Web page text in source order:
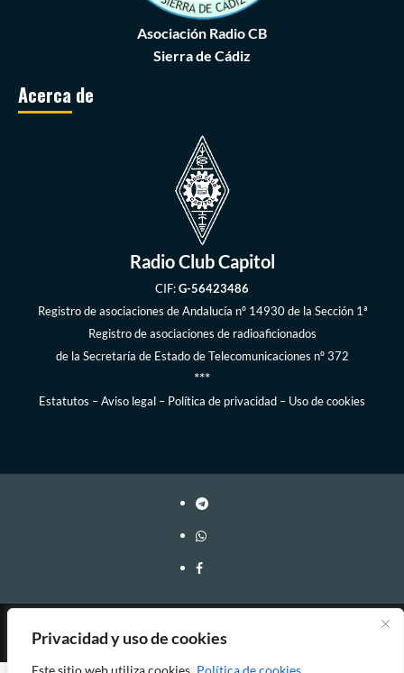
Privacidad y uso de cookies
Este sitio web utiliza cookies. Política de cookies
Asociación Radio CB
Sierra de Cádiz
Acerca de
Radio Club Capitol
CIF:G-56423486
Registro de asociaciones de Andalucía nº 14930 de la Sección 1ª
Registro de asociaciones de radioaficionados
de la Secretaría de Estado de Telecomunicaciones nº 372
***
Estatutos –Aviso legal – Política de privacidad – Uso de cookies
Webmaster: EA7FY Copyleft, 2023-2026